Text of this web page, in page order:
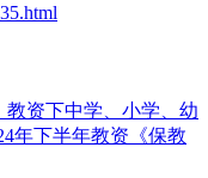
教资下中学、小学、幼
年下半年教资《保教